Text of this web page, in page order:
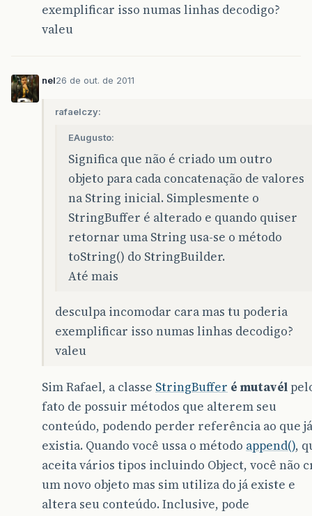
exemplificar isso numas linhas decodigo?
valeu
nel26 de out. de 2011
rafaelczy:
EAugusto:
Significa que não é criado um outro
objeto para cada concatenação de valores
na String inicial. Simplesmente o
StringBuffer é alterado e quando quiser
retornar uma String usa-se o método
toString() do StringBuilder.
Até mais
desculpa incomodar cara mas tu poderia
exemplificar isso numas linhas decodigo?
valeu
Sim Rafael, a classe StringBuffer é mutavél
fato de possuir métodos que alterem seu
conteúdo, podendo perder referência ao que já
existia. Quando você ussa o método append(),
aceita vários tipos incluindo Object, você não
um novo objeto mas sim utiliza do já existe e
altera seu conteúdo. Inclusive, pode